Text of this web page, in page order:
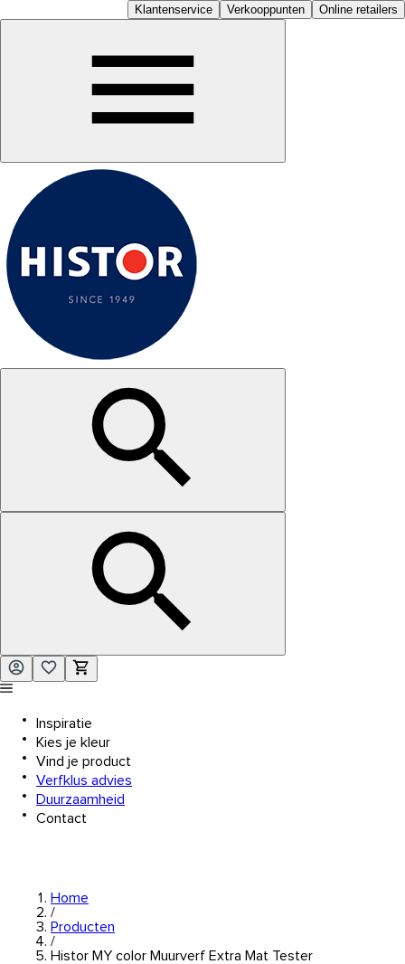
Klantenservice Verkooppunten Online retailers
Inspiratie
Kies je kleur
Vind je product
Verfklus advies
Duurzaamheid
Contact
Home
/
Producten
/
Histor MY color Muurverf Extra Mat Tester